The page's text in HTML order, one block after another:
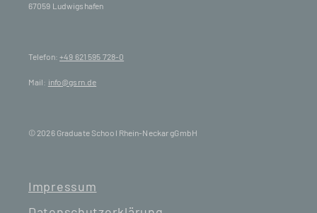
67059 Ludwigshafen
Telefon:+49 621 595 728-0
Mail: info@gsrn.de
© 2026 Graduate School Rhein-Neckar gGmbH
Impressum